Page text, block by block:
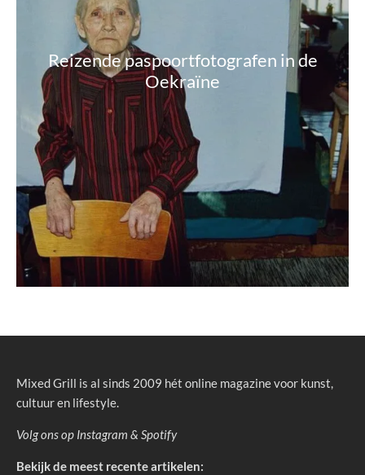
Reizende paspoortfotografen in de
Oekraïne
Mixed Grill is al sinds 2009 hét online magazine voor kunst,
cultuur en lifestyle.
Volg ons op Instagram & Spotify
Bekijk de meest recente artikelen: